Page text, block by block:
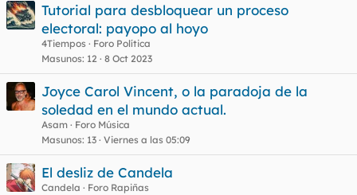
Tutorial para desbloquear un proceso
electoral: payopo al hoyo
4Tiempos
Foro Política
Masunos 12 8 Oct 2023
Joyce Carol Vincent, o la paradoja de la
soledad en el mundo actual.
Asam
Foro Música
Masunos 13 Viernes a las 05:09
El desliz de Candela
Candela
Foro Rapiñas